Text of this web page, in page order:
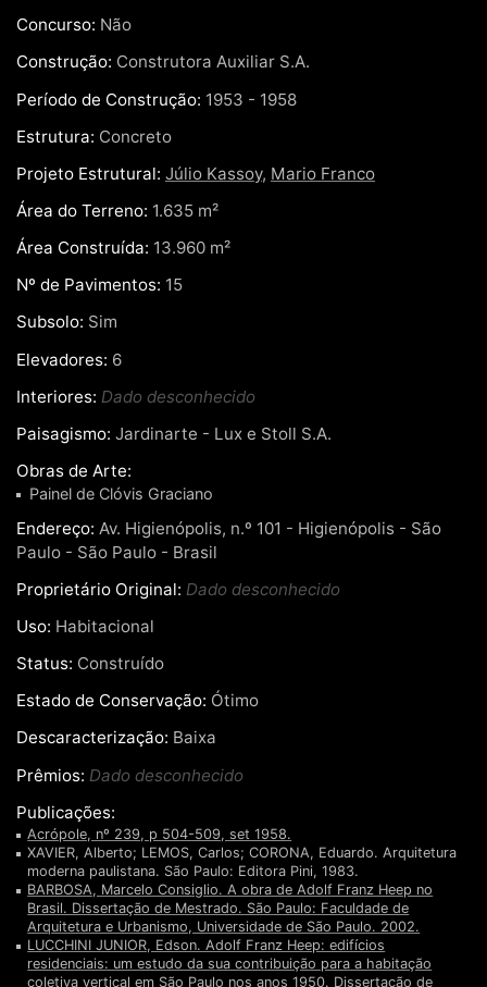
Concurso: Não
Construção: Construtora Auxiliar S.A.
Período de Construção: 1953 - 1958
Estrutura: Concreto
Projeto Estrutural: Júlio Kassoy, Mario Franco
Área do Terreno: 1.635 m²
Área Construída: 13.960 m²
Nº de Pavimentos: 15
Subsolo: Sim
Elevadores: 6
Interiores: Dado desconhecido
Paisagismo: Jardinarte - Lux e Stoll S.A.
Obras de Arte:
Painel de Clóvis Graciano
Endereço: Av. Higienópolis, n.º 101 - Higienópolis - São
Paulo - São Paulo - Brasil
Proprietário Original: Dado desconhecido
Uso: Habitacional
Status: Construído
Estado de Conservação: Ótimo
Descaracterização: Baixa
Prêmios: Dado desconhecido
Publicações:
Acrópole, nº 239, p 504-509, set 1958.
XAVIER, Alberto; LEMOS, Carlos; CORONA, Eduardo. Arquitetura
moderna paulistana. São Paulo: Editora Pini, 1983.
BARBOSA, Marcelo Consiglio. A obra de Adolf Franz Heep no
Brasil. Dissertação de Mestrado. São Paulo: Faculdade de
Arquitetura e Urbanismo, Universidade de São Paulo. 2002.
LUCCHINI JUNIOR, Edson. Adolf Franz Heep: edifícios
residenciais: um estudo da sua contribuição para a habitação
coletiva vertical em São Paulo nos anos 1950. Dissertação de